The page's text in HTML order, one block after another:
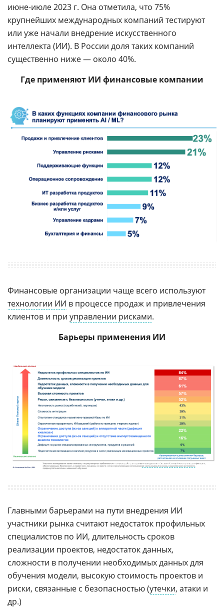
июне-июле 2023 г. Она отметила, что 75%
крупнейших международных компаний тестируют
или уже начали внедрение искусственного
интеллекта (ИИ). В России доля таких компаний
существенно ниже — около 40%.
Где применяют ИИ финансовые компании
Финансовые организации чаще всего используют
технологии ИИ в процессе продаж и привлечения
клиентов и при управлении рисками.
Барьеры применения ИИ
Источник:Ассоциация ФинТех, 2023
Главными барьерами на пути внедрения ИИ
участники рынка считают недостаток профильных
специалистов по ИИ, длительность сроков
реализации проектов, недостаток данных,
сложности в получении необходимых данных для
обучения модели, высокую стоимость проектов и
риски, связанные с безопасностью (утечки, атаки и
др.)